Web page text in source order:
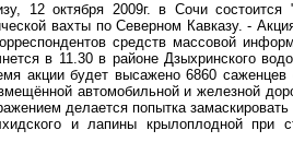
12 октября 2009г. в Сочи состоится
вахты по Северном Кавказу. -
средств массовой
в 11.30 в районе Дзыхринского
акции будет высажено 6860
автомобильной и железной
делается попытка замаскировать
и лапины крылоплодной при